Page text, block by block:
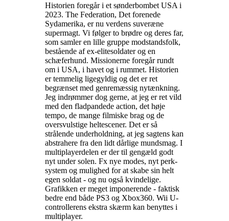
Historien foregår i et sønderbombet USA i
2023. The Federation, Det forenede
Sydamerika, er nu verdens suveræne
supermagt. Vi følger to brødre og deres far,
som samler en lille gruppe modstandsfolk,
bestående af ex-elitesoldater og en
schæferhund. Missionerne foregår rundt
om i USA, i havet og i rummet. Historien
er temmelig ligegyldig og det er ret
begrænset med genremæssig nytænkning.
Jeg indrømmer dog gerne, at jeg er ret vild
med den fladpandede action, det høje
tempo, de mange filmiske brag og de
oversvulstige heltescener. Det er så
strålende underholdning, at jeg sagtens kan
abstrahere fra den lidt dårlige mundsmag. I
multiplayerdelen er der til gengæld godt
nyt under solen. Fx nye modes, nyt perk-
system og mulighed for at skabe sin helt
egen soldat - og nu også kvindelige.
Grafikken er meget imponerende - faktisk
bedre end både PS3 og Xbox360. Wii U-
controllerens ekstra skærm kan benyttes i
multiplayer.